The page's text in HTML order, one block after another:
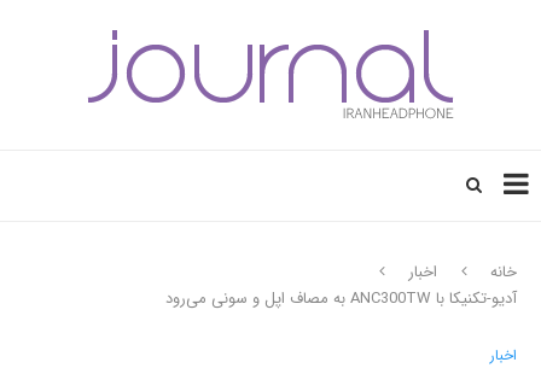
خانه
اخبار
آدیو-تکنیکا با ANC300TW به مصاف اپل و سونی می‌رود
اخبار